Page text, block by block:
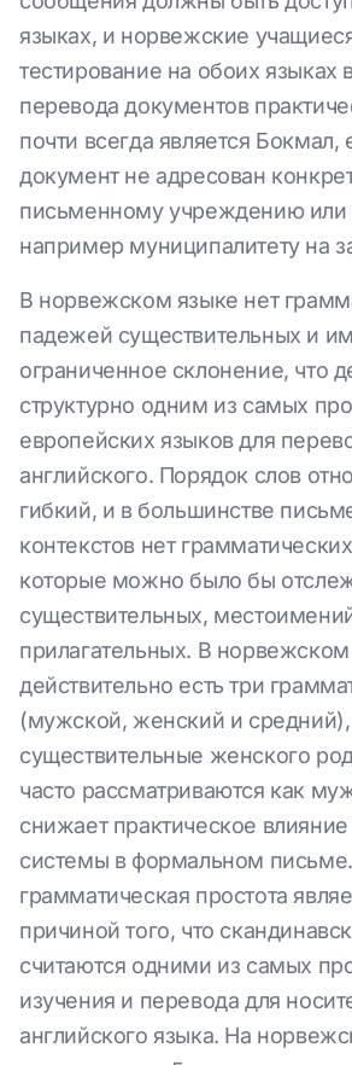
языках, и норвежские
тестирование на обоих языках
перевода документов
почти всегда является Бокмал,
документ не адресован
письменному учреждению или
например муниципалитету на
В норвежском языке нет
падежей существительных и
ограниченное склонение, что
структурно одним из самых
европейских языков для
английского. Порядок слов
гибкий, и в большинстве
контекстов нет
которые можно было бы
существительных,
прилагательных. В
действительно есть три
(мужской, женский и
существительные женского
часто рассматриваются как
снижает практическое
системы в формальном
грамматическая простота
причиной того, что
считаются одними из самых
изучения и перевода для
английского языка. На